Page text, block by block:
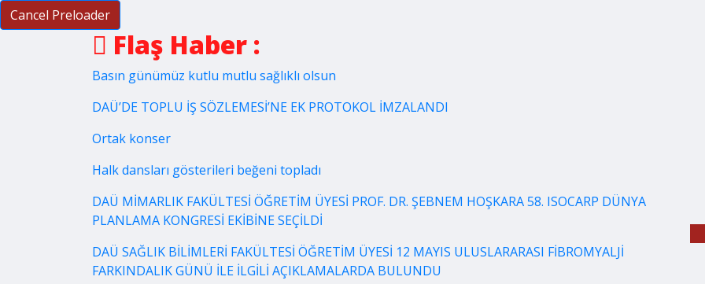
Cancel Preloader
Flaş Haber :
Basın günümüz kutlu mutlu sağlıklı olsun
DAÜ’DE TOPLU İŞ SÖZLEMESİ’NE EK PROTOKOL İMZALANDI
Ortak konser
Halk dansları gösterileri beğeni topladı
DAÜ MİMARLIK FAKÜLTESİ ÖĞRETİM ÜYESİ PROF. DR. ŞEBNEM HOŞKARA 58. ISOCARP DÜNYA
PLANLAMA KONGRESİ EKİBİNE SEÇİLDİ
DAÜ SAĞLIK BİLİMLERİ FAKÜLTESİ ÖĞRETİM ÜYESİ 12 MAYIS ULUSLARARASI FİBROMYALJİ
FARKINDALIK GÜNÜ İLE İLGİLİ AÇIKLAMALARDA BULUNDU